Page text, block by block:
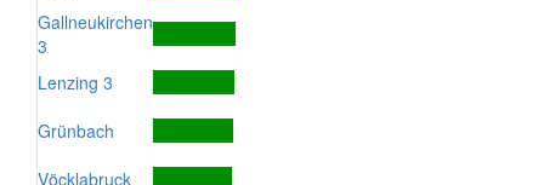
Gallneukirchen
3
Lenzing 3
Grünbach
Vöcklabruck